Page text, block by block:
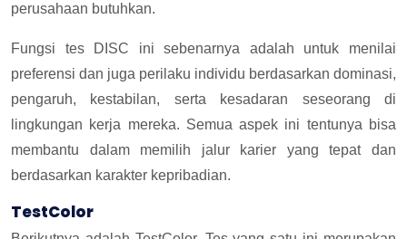
perusahaan butuhkan.
Fungsi tes DISC ini sebenarnya adalah untuk menilai
preferensi dan juga perilaku individu berdasarkan dominasi,
pengaruh, kestabilan, serta kesadaran seseorang di
lingkungan kerja mereka. Semua aspek ini tentunya bisa
membantu dalam memilih jalur karier yang tepat dan
berdasarkan karakter kepribadian.
TestColor